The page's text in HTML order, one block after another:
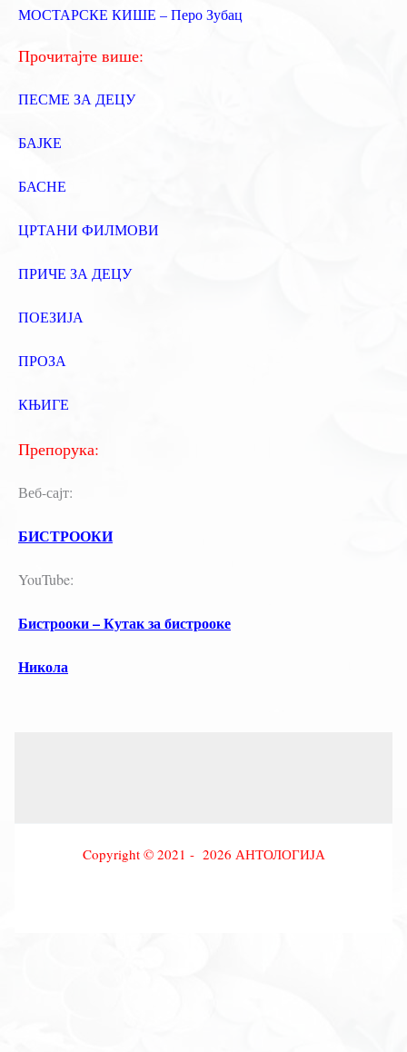
а
:
МОСТАРСКЕ КИШЕ – Перо Зубац
Прочитајте више:
ПЕСМЕ ЗА ДЕЦУ
БАЈКЕ
БАСНЕ
ЦРТАНИ ФИЛМОВИ
ПРИЧЕ ЗА ДЕЦУ
ПОЕЗИЈА
ПРОЗА
КЊИГЕ
Препорука:
Веб-сајт:
БИСТРООКИ
YouTube:
Бистрооки – Кутак за бистрооке
Никола
Copyright © 2021 - 2026 АНТОЛОГИЈА